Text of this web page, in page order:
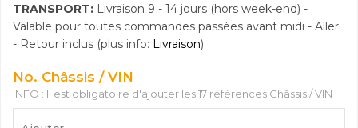
TRANSPORT: Livraison 9 - 14 jours (hors week-end) -
Valable pour toutes commandes passées avant midi - Aller
- Retour inclus (plus info: Livraison)
No. Châssis / VIN
INFO : Il est obligatoire d'ajouter les 17 références Châssis / VIN